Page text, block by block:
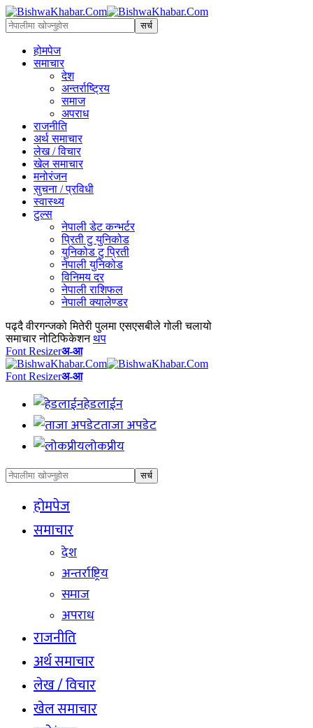
होमपेज
समाचार
देश
अन्तर्राष्ट्रिय
समाज
अपराध
राजनीति
अर्थ समाचार
लेख / विचार
खेल समाचार
मनोरंजन
सुचना / प्रविधी
स्वास्थ्य
टुल्स
नेपाली डेट कन्भर्टर
प्रिती टु युनिकोड
युनिकोड टु प्रिती
नेपाली युनिकोड
विनिमय दर
नेपाली राशिफल
नेपाली क्यालेण्डर
पढ्दै वीरगन्जको मितेरी पुलमा एसएसबीले गोली चलायो
समाचार नोटिफिकेशन थप
Font Resizerअ-आ
Font Resizerअ-आ
हेडलाईन
ताजा अपडेट
लोकप्रीय
होमपेज
समाचार
देश
अन्तर्राष्ट्रिय
समाज
अपराध
राजनीति
अर्थ समाचार
लेख / विचार
खेल समाचार